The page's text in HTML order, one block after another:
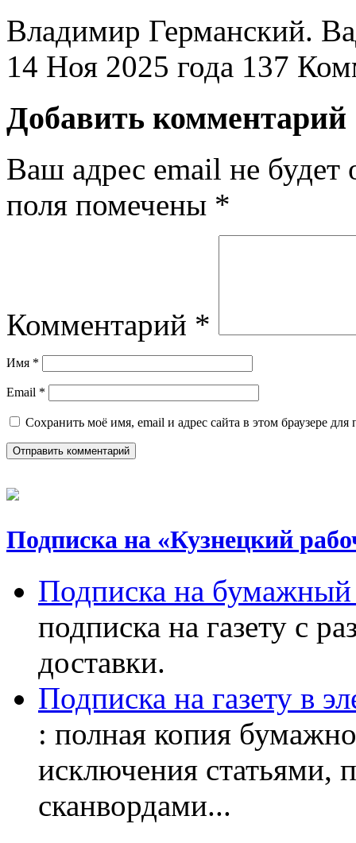
Владимир Германский.
14 Ноя 2025 года 137
Добавить комментарий
Ваш адрес email не будет
поля помечены *
Комментарий *
Имя *
Email *
Сохранить моё имя, email и адрес сайта в этом браузере
Подписка на «Кузнецкий
Подписка на бумажный
подписка на газету с
доставки.
Подписка на газету в
: полная копия
исключения статьями,
сканвордами...